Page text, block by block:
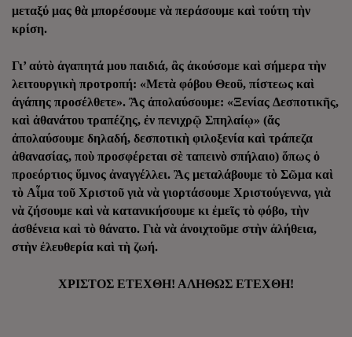
μεταξύ μας θὰ μπορέσουμε νὰ περάσουμε καὶ τούτη τὴν
κρίση.
Γι’ αὐτὸ ἀγαπητά μου παιδιά, ἂς ἀκούσομε καὶ σήμερα τὴν
λειτουργικὴ προτροπή: «Μετὰ φόβου Θεοῦ, πίστεως καὶ
ἀγάπης προσέλθετε». Ἂς ἀπολαύσουμε: «Ξενίας Δεσποτικῆς,
καὶ ἀθανάτου τραπέζης, ἐν πενιχρῷ Σπηλαίῳ» (ἄς
ἀπολαύσουμε δηλαδή, δεσποτικὴ φιλοξενία καὶ τράπεζα
ἀθανασίας, ποὺ προσφέρεται σὲ ταπεινὸ σπήλαιο) ὅπως ὁ
προεόρτιος ὕμνος ἀναγγέλλει. Ἂς μεταλάβουμε τὸ Σῶμα καὶ
τὸ Αἷμα τοῦ Χριστοῦ γιὰ νὰ γιορτάσουμε Χριστούγεννα, γιὰ
νὰ ζήσουμε καὶ νὰ κατανικήσουμε κι ἐμεῖς τὸ φόβο, τὴν
ἀσθένεια καὶ τὸ θάνατο. Γιὰ νὰ ἀνοιχτοῦμε στὴν ἀλήθεια,
στὴν ἐλευθερία καὶ τὴ ζωή.
ΧΡΙΣΤΟΣ ΕΤΕΧΘΗ! ΑΛΗΘΩΣ ΕΤΕΧΘΗ!